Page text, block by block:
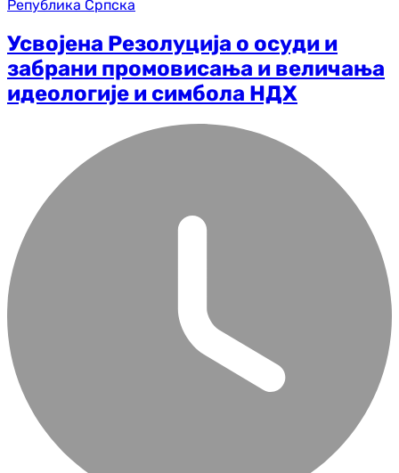
Република Српска
Усвојена Резолуција о осуди и
забрани промовисања и величања
идеологије и симбола НДХ